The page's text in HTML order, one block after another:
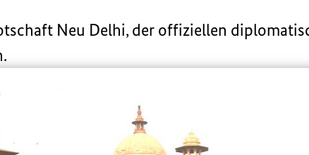
Neu Delhi, der offiziellen